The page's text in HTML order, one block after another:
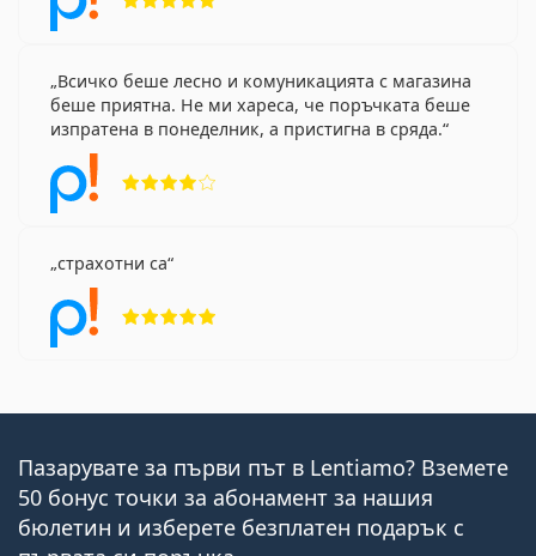
Всичко беше лесно и комуникацията с магазина
беше приятна. Не ми хареса, че поръчката беше
изпратена в понеделник, а пристигна в сряда.
страхотни са
Пазарувате за първи път в Lentiamo? Вземете
50 бонус точки за абонамент за нашия
бюлетин и изберете безплатен подарък с